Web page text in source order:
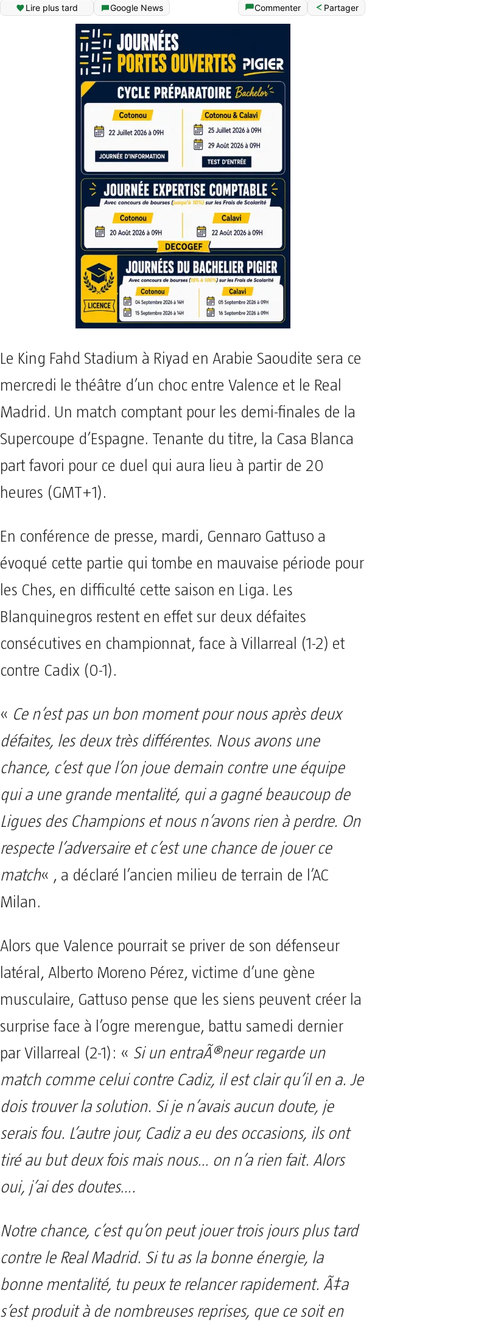
Lire plus tard
Google News Commenter Partager
Le King Fahd Stadium à Riyad en Arabie Saoudite sera ce
mercredi le théâtre d’un choc entre Valence et le Real
Madrid. Un match comptant pour les demi-finales de la
Supercoupe d’Espagne. Tenante du titre, la Casa Blanca
part favori pour ce duel qui aura lieu à partir de 20
heures (GMT+1).
En conférence de presse, mardi, Gennaro Gattuso a
évoqué cette partie qui tombe en mauvaise période pour
les Ches, en difficulté cette saison en Liga. Les
Blanquinegros restent en effet sur deux défaites
consécutives en championnat, face à Villarreal (1-2) et
contre Cadix (0-1).
« Ce n’est pas un bon moment pour nous après deux
défaites, les deux très différentes. Nous avons une
chance, c’est que l’on joue demain contre une équipe
qui a une grande mentalité, qui a gagné beaucoup de
Ligues des Champions et nous n’avons rien à perdre. On
respecte l’adversaire et c’est une chance de jouer ce
match« , a déclaré l’ancien milieu de terrain de l’AC
Milan.
Alors que Valence pourrait se priver de son défenseur
latéral, Alberto Moreno Pérez, victime d’une gène
musculaire, Gattuso pense que les siens peuvent créer la
surprise face à l’ogre merengue, battu samedi dernier
par Villarreal (2-1): « Si un entraÃ®neur regarde un
match comme celui contre Cadiz, il est clair qu’il en a. Je
dois trouver la solution. Si je n’avais aucun doute, je
serais fou. L’autre jour, Cadiz a eu des occasions, ils ont
tiré au but deux fois mais nous… on n’a rien fait. Alors
oui, j’ai des doutes….
Notre chance, c’est qu’on peut jouer trois jours plus tard
contre le Real Madrid. Si tu as la bonne énergie, la
bonne mentalité, tu peux te relancer rapidement. Ã‡a
s’est produit à de nombreuses reprises, que ce soit en